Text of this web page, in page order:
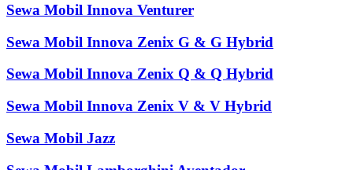
Sewa Mobil Innova Venturer
Sewa Mobil Innova Zenix G & G Hybrid
Sewa Mobil Innova Zenix Q & Q Hybrid
Sewa Mobil Innova Zenix V & V Hybrid
Sewa Mobil Jazz